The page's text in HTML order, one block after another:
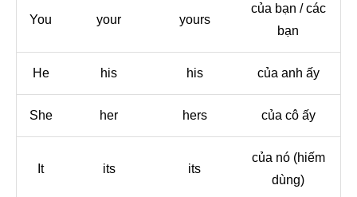
You your yours
của bạn / các
bạn
He his his của anh ấy
She her hers của cô ấy
It its its
của nó (hiếm
dùng)